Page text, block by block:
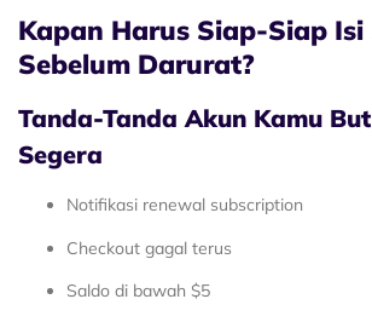
Kapan Harus Siap-Siap Isi
Sebelum Darurat?
Tanda-Tanda Akun Kamu
Segera
Notifikasi renewal subscription
Checkout gagal terus
Saldo di bawah $5